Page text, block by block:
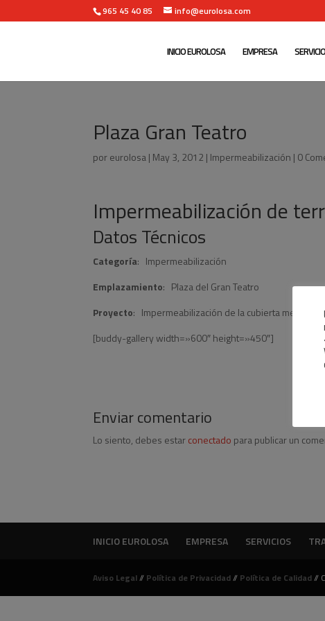
965 45 40 85 info@eurolosa.com
INICIO EUROLOSA EMPRESA
Plaza Gran Teatro
poreurolosa| May 3, 2012 | Impermeabilización | 0
Impermeabilización de
Datos Técnicos
Categoría: Impermeabilización
Emplazamiento: Plaza del Gran Teatro
Proyecto: Impermeabilización de la cubierta
[buddy-gallery width=»600″ height=»450″]
Enviar comentario
Lo siento, debes estarconectado para publicar un
INICIO EUROLOSA EMPRESA SERVICIOS
Aviso Legal// Política de Privacidad// Política de Calidad//